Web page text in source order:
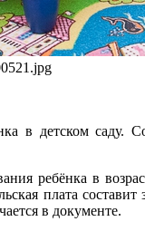
в детском саду.
ребёнка в
плата
в документе.